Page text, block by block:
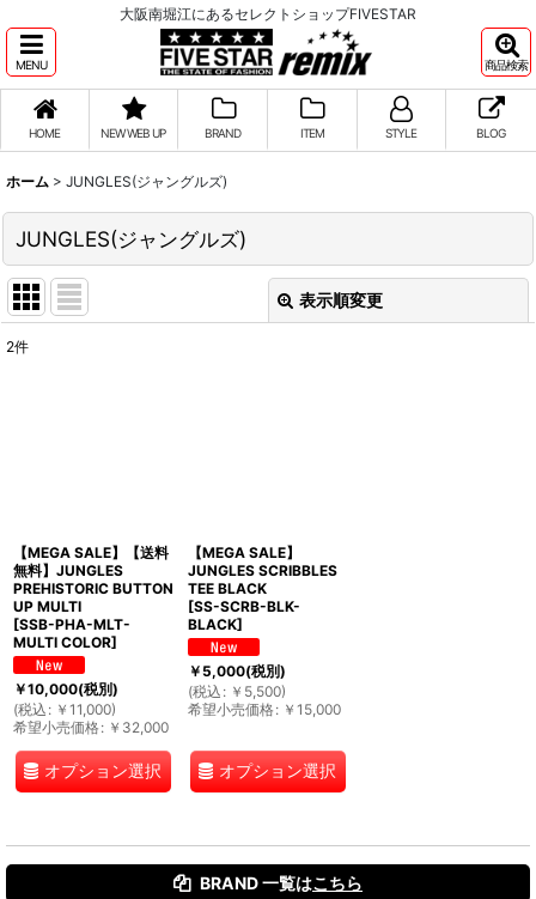
大阪南堀江にあるセレクトショップFIVESTAR
MENU 商品検索
HOME NEW WEB UP BRAND ITEM STYLE BLOG
ホーム > JUNGLES(ジャングルズ)
JUNGLES(ジャングルズ)
表示順変更
2件
【MEGA SALE】【送料
無料】JUNGLES
PREHISTORIC BUTTON
UP MULTI
[SSB-PHA-MLT-
MULTI COLOR]
￥10,000(税別)
(税込 : ￥ 11,000)
希望小売価格: ￥ 32,000
オプション選択
【MEGA SALE】
JUNGLES SCRIBBLES
TEE BLACK
[SS-SCRB-BLK-
BLACK]
￥5,000(税別)
(税込 : ￥ 5,500)
希望小売価格: ￥ 15,000
オプション選択
BRAND 一覧はこちら